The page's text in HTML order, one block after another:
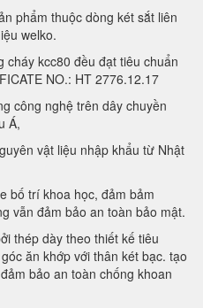
phẩm thuộc dòng két sắt liên
welko.
cháy kcc80 đều đạt tiêu chuẩn
NO.: HT 2776.12.17
công nghệ trên dây chuyền
Á,
vật liệu nhập khẩu từ Nhật
bố trí khoa học, đảm bảm
vẫn đảm bảo an toàn bảo mật.
thép dày theo thiết kế tiêu
ăn khớp với thân két bạc. tạo
bảo an toàn chống khoan